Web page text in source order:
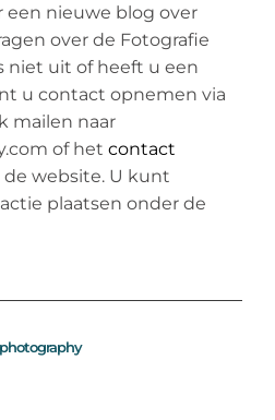
een nieuwe blog over
over de Fotografie
niet uit of heeft u een
u contact opnemen via
mailen naar
of het contact
website. U kunt
plaatsen onder de